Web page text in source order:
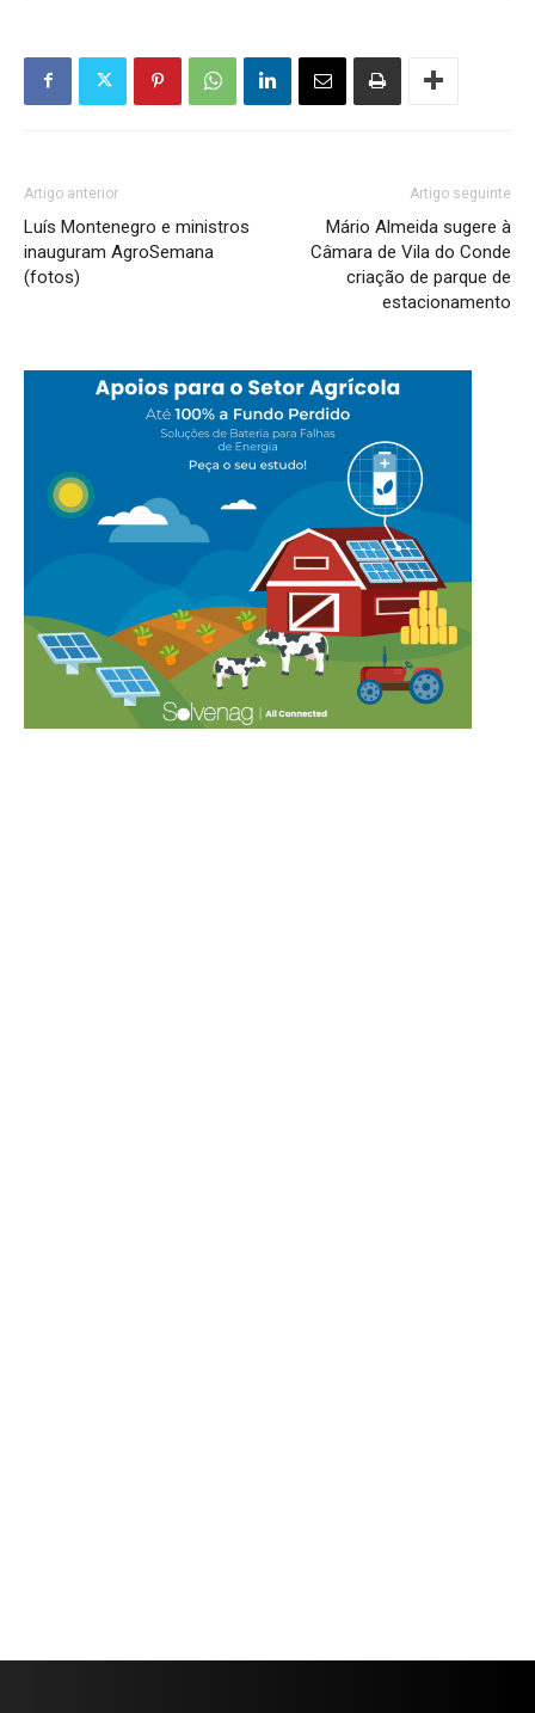
Artigo anterior
Luís Montenegro e ministros
inauguram AgroSemana
(fotos)
Artigo seguinte
Mário Almeida sugere à
Câmara de Vila do Conde
criação de parque de
estacionamento